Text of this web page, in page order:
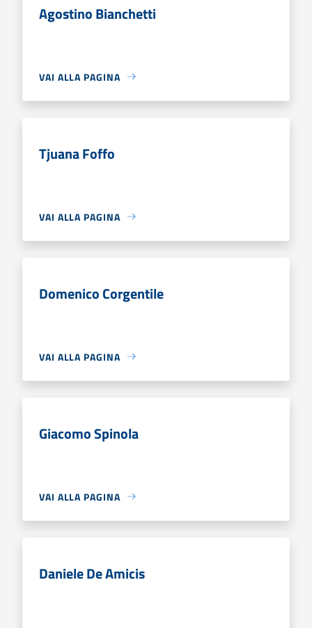
Agostino Bianchetti
VAI ALLA PAGINA
Tjuana Foffo
VAI ALLA PAGINA
Domenico Corgentile
VAI ALLA PAGINA
Giacomo Spinola
VAI ALLA PAGINA
Daniele De Amicis